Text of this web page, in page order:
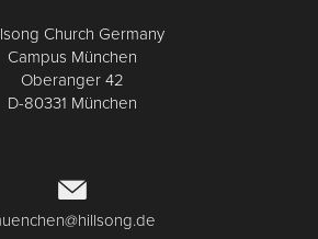
Church Germany
Campus München
Oberanger 42
D-80331 München